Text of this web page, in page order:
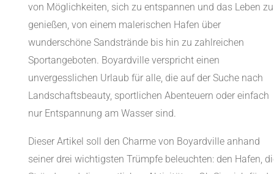
von Möglichkeiten, sich zu entspannen und das Leben zu
genießen, von einem malerischen Hafen über
wunderschöne Sandstrände bis hin zu zahlreichen
Sportangeboten. Boyardville verspricht einen
unvergesslichen Urlaub für alle, die auf der Suche nach
Landschaftsbeauty, sportlichen Abenteuern oder einfach
nur Entspannung am Wasser sind.
Dieser Artikel soll den Charme von Boyardville anhand
seiner drei wichtigsten Trümpfe beleuchten: den Hafen,